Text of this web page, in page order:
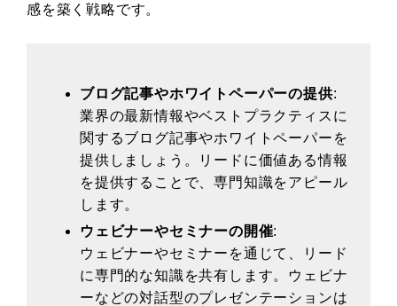
感を築く戦略です。
ブログ記事やホワイトペーパーの提供:
業界の最新情報やベストプラクティスに
関するブログ記事やホワイトペーパーを
提供しましょう。リードに価値ある情報
を提供することで、専門知識をアピール
します。
ウェビナーやセミナーの開催:
ウェビナーやセミナーを通じて、リード
に専門的な知識を共有します。ウェビナ
ーなどの対話型のプレゼンテーションは